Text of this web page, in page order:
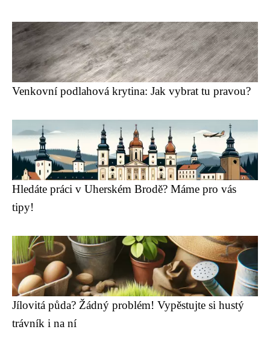
Venkovní podlahová krytina: Jak vybrat tu pravou?
Hledáte práci v Uherském Brodě? Máme pro vás
tipy!
Jílovitá půda? Žádný problém! Vypěstujte si hustý
trávník i na ní